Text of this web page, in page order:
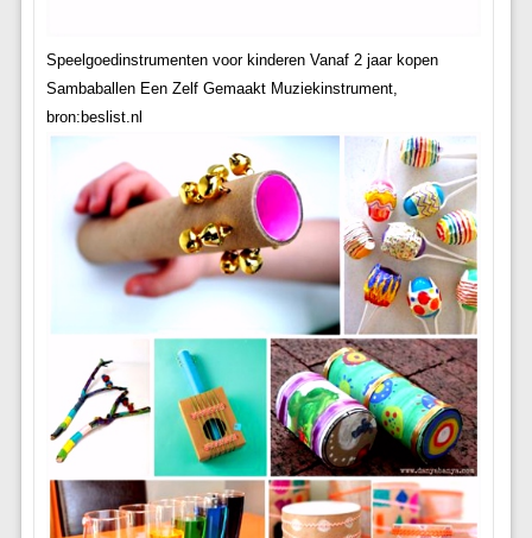
Speelgoedinstrumenten voor kinderen Vanaf 2 jaar kopen
Sambaballen Een Zelf Gemaakt Muziekinstrument,
bron:beslist.nl